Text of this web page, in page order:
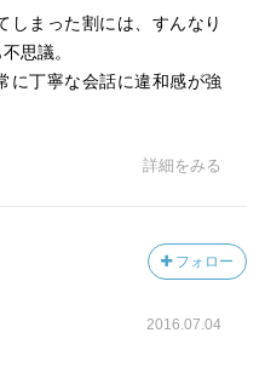
めて、現代に持ち帰り、値
、ファンデーションを江戸
ティすぎますね。
すぎる展開で、起承転結の
まったくハラハラしないの
だが、これは著者の願望が
とことん運命に愛された
しまった割には、すんなり
思議。
に丁寧な会話に違和感が強
詳細をみる
フォロー
2016.07.04